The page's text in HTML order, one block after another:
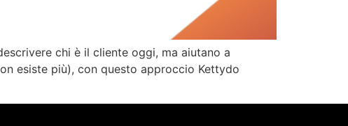
chi è il cliente oggi, ma aiutano a
esiste più), con questo approccio Kettydo